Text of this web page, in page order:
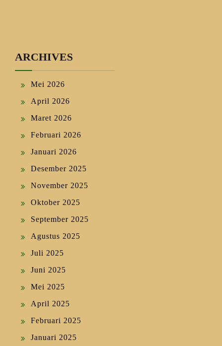
ARCHIVES
Mei 2026
April 2026
Maret 2026
Februari 2026
Januari 2026
Desember 2025
November 2025
Oktober 2025
September 2025
Agustus 2025
Juli 2025
Juni 2025
Mei 2025
April 2025
Februari 2025
Januari 2025